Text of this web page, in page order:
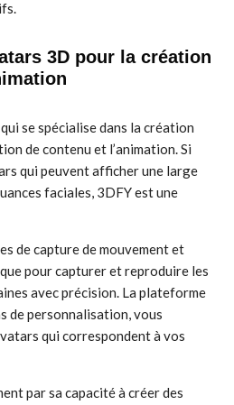
3D pour la création
se spécialise dans la création
de contenu et l’animation. Si
qui peuvent afficher une large
faciales, 3DFY est une
de capture de mouvement et
pour capturer et reproduire les
avec précision. La plateforme
de personnalisation, vous
qui correspondent à vos
par sa capacité à créer des